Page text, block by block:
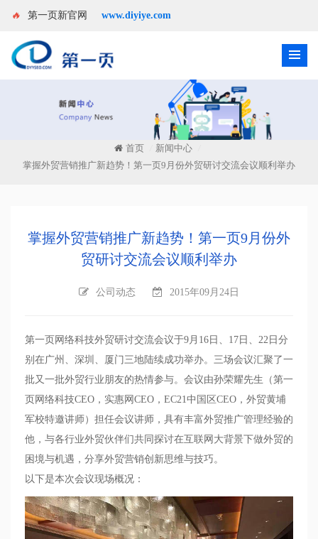
🔥 第一页新官网 www.diyiye.com
首页 新闻中心
掌握外贸营销推广新趋势！第一页9月份外贸研讨交流会议顺利举办
掌握外贸营销推广新趋势！第一页9月份外
贸研讨交流会议顺利举办
公司动态 2015年09月24日
第一页网络科技外贸研讨交流会议于9 月 16日 17日 22 日分
别在广州、深圳、厦门三地陆续成功举办。三场会议汇聚了一
批又一批外贸行业朋友的热情参与。会议由孙荣耀先生（第一
页网络科技CEO ，实惠网 CEO ， EC21 中国区CEO ，外贸黄埔
军校特邀讲师）担任会议讲师，具有丰富外贸推广管理经验的
他，与各行业外贸伙伴们共同探讨在互联网大背景下做外贸的
困境与机遇，分享外贸营销创新思维与技巧。
以下是本次会议现场概况：